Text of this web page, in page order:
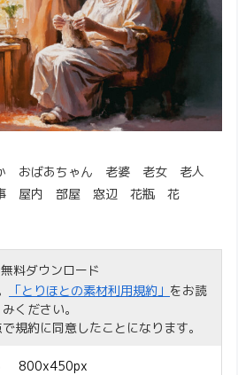
おばあちゃん 老婆 老女 老人
屋内 部屋 窓辺 花瓶 花
料ダウンロード
「とりほとの素材利用規約」 をお読
みください。
規約に同意したことになります。
800x450px